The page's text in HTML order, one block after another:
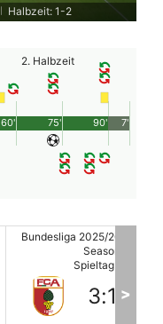
Halbzeit: 1-2
2. Halbzeit
90'
60' 75' 7'
Bundesliga 2025/2026 -
Season
Spieltag 33
3:1 >